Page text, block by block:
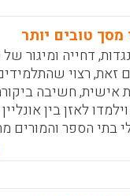
טובים יותר
דחייה ומיגור
זאת, רצוי
אישית, חשיבה
בתי הספר והמורים
שיתופיות,
ברשת ושימוש